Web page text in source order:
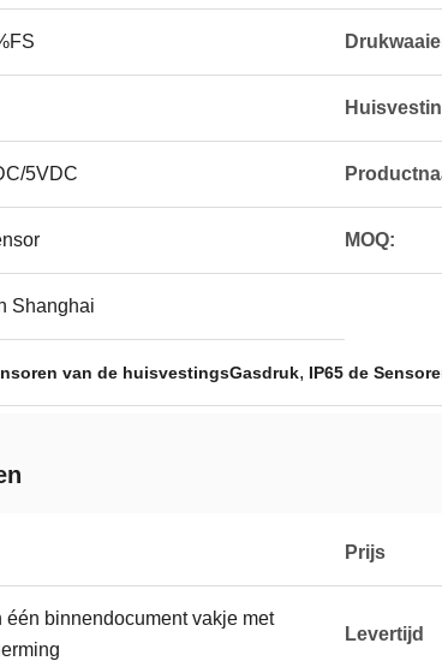
5VDC
MOQ:
Shanghai
van de huisvestingsGasdruk, IP65 de
Prijs
één binnendocument vakje met
Levertijd